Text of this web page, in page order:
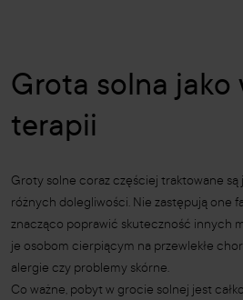
Grota solna jako
terapii
Groty solne coraz częściej traktowane
różnych dolegliwości. Nie zastępują one
znacząco poprawić skuteczność innych
je osobom cierpiącym na przewlekłe
alergie czy problemy skórne.
Co ważne, pobyt w grocie solnej jest